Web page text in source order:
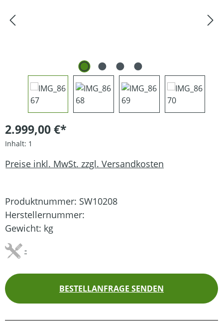
2.999,00 €*
Inhalt: 1
Preise inkl. MwSt. zzgl. Versandkosten
Produktnummer: SW10208
Herstellernummer:
Gewicht: kg
-
BESTELLANFRAGE SENDEN